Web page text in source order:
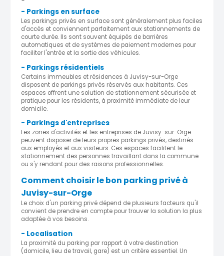
- Parkings en surface
Les parkings privés en surface sont généralement plus faciles
d'accès et conviennent parfaitement aux stationnements de
courte durée. Ils sont souvent équipés de barrières
automatiques et de systèmes de paiement modernes pour
faciliter l'entrée et la sortie des véhicules.
- Parkings résidentiels
Certains immeubles et résidences à Juvisy-sur-Orge
disposent de parkings privés réservés aux habitants. Ces
espaces offrent une solution de stationnement sécurisée et
pratique pour les résidents, à proximité immédiate de leur
domicile.
- Parkings d'entreprises
Les zones d'activités et les entreprises de Juvisy-sur-Orge
peuvent disposer de leurs propres parkings privés, destinés
aux employés et aux visiteurs. Ces espaces facilitent le
stationnement des personnes travaillant dans la commune
ou s'y rendant pour des raisons professionnelles.
Comment choisir le bon parking privé à
Juvisy-sur-Orge
Le choix d'un parking privé dépend de plusieurs facteurs qu'il
convient de prendre en compte pour trouver la solution la plus
adaptée à vos besoins.
- Localisation
La proximité du parking par rapport à votre destination
(domicile, lieu de travail, gare) est un critère essentiel. Un